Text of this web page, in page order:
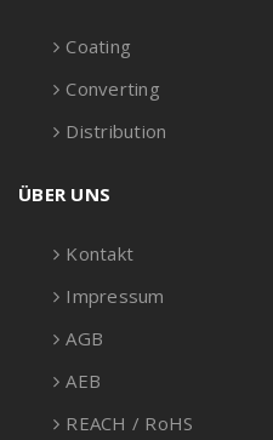
Coating
Converting
Distribution
ÜBER UNS
Kontakt
Impressum
AGB
AEB
REACH / RoHS